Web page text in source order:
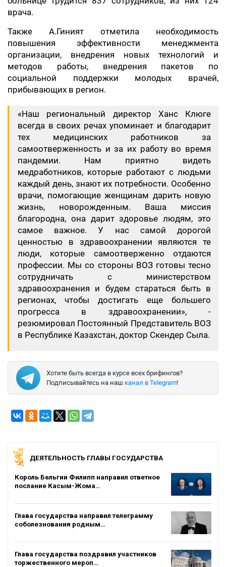
врача.
Также А.Гиният отметила необходимость
повышения эффективности менеджмента
организации, внедрения новых технологий и
методов работы, внедрения пакетов по
социальной поддержки молодых врачей,
прибывающих в регион.
«Наш региональный директор Ханс Клюге
всегда в своих речах упоминает и благодарит
тех медицинских работников за
самоотверженность и за их работу во время
пандемии. Нам приятно видеть
медработников, которые работают с людьми
каждый день, знают их потребности. Особенно
врачи, помогающие женщинам дарить новую
жизнь, новорожденным. Ваша миссия
благородна, она дарит здоровье людям, это
самое важное. У нас самой дорогой
ценностью в здравоохранении являются те
люди, которые самоотверженно отдаются
профессии. Мы со стороны ВОЗ готовы тесно
сотрудничать с министерством
здравоохранения и будем стараться быть в
регионах, чтобы достигать еще большего
прогресса в здравоохранении», -
резюмировал Постоянный Представитель ВОЗ
в Республике Казахстан, доктор Скендер Сыла.
Хотите быть всегда в курсе всех брифингов?
Подписывайтесь на наш канал в Telegram!
ДЕЯТЕЛЬНОСТЬ ГЛАВЫ ГОСУДАРСТВА
Король Бельгии Филипп направил ответное
послание Касым-Жома…
Глава государства направил телеграмму
соболезнования родным…
Глава государства поздравил участников
торжественного мероп…